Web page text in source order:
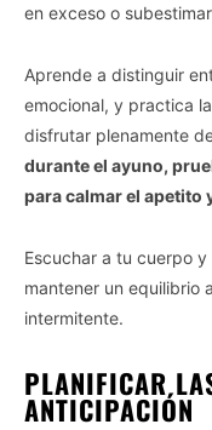
en exceso o
Aprende a distinguir
emocional, y practica
disfrutar plenamente
durante el ayuno,
para calmar el apetito
Escuchar a tu cuerpo
mantener un equilibrio
intermitente.
PLANIFICAR
ANTICIPACIÓN